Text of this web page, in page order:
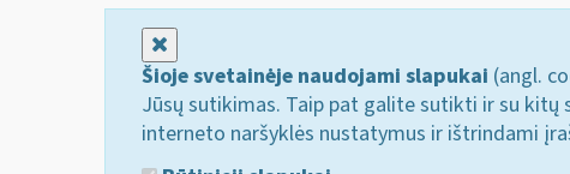
Šioje svetainėje naudojami slapukai (angl.
Jūsų sutikimas. Taip pat galite sutikti ir su
interneto naršyklės nustatymus ir ištrindami